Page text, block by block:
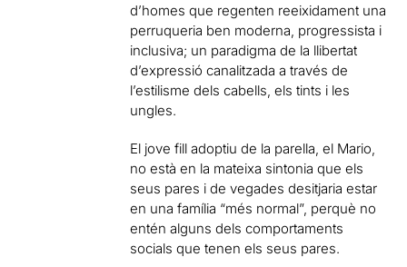
d’homes que regenten reeixidament una
perruqueria ben moderna, progressista i
inclusiva; un paradigma de la llibertat
d’expressió canalitzada a través de
l’estilisme dels cabells, els tints i les
ungles.
El jove fill adoptiu de la parella, el Mario,
no està en la mateixa sintonia que els
seus pares i de vegades desitjaria estar
en una família “més normal”, perquè no
entén alguns dels comportaments
socials que tenen els seus pares.